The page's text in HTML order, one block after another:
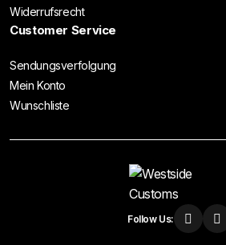
Widerrufsrecht
Customer Service
Sendungsverfolgung
Mein Konto
Wunschliste
Follow Us: